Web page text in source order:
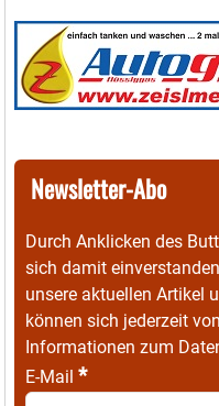
Newsletter-Abo
Durch Anklicken des
sich damit
unsere aktuellen Artikel
können sich jederzeit
Informationen zum
E-Mail *